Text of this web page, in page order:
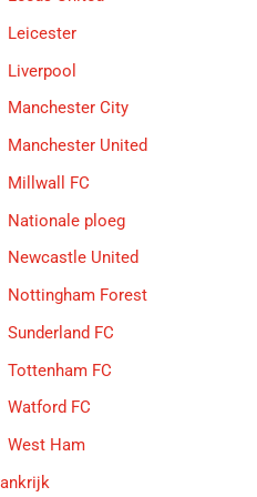
Leicester
Liverpool
Manchester City
Manchester United
Millwall FC
Nationale ploeg
Newcastle United
Nottingham Forest
Sunderland FC
Tottenham FC
Watford FC
West Ham